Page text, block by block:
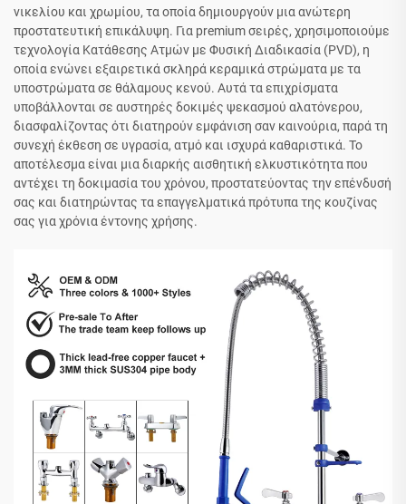
νικελίου και χρωμίου, τα οποία δημιουργούν μια ανώτερη
προστατευτική επικάλυψη. Για premium σειρές, χρησιμοποιούμε
τεχνολογία Κατάθεσης Ατμών με Φυσική Διαδικασία (PVD), η
οποία ενώνει εξαιρετικά σκληρά κεραμικά στρώματα με τα
υποστρώματα σε θάλαμους κενού. Αυτά τα επιχρίσματα
υποβάλλονται σε αυστηρές δοκιμές ψεκασμού αλατόνερου,
διασφαλίζοντας ότι διατηρούν εμφάνιση σαν καινούρια, παρά τη
συνεχή έκθεση σε υγρασία, ατμό και ισχυρά καθαριστικά. Το
αποτέλεσμα είναι μια διαρκής αισθητική ελκυστικότητα που
αντέχει τη δοκιμασία του χρόνου, προστατεύοντας την επένδυσή
σας και διατηρώντας τα επαγγελματικά πρότυπα της κουζίνας
σας για χρόνια έντονης χρήσης.